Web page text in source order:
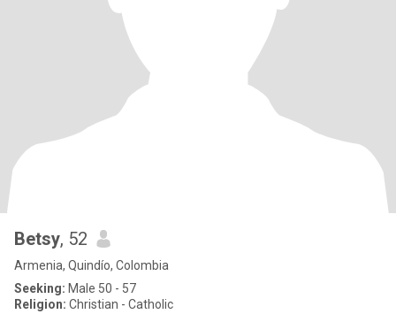
Betsy, 52
Armenia, Quindío, Colombia
Seeking: Male 50 - 57
Religion: Christian - Catholic